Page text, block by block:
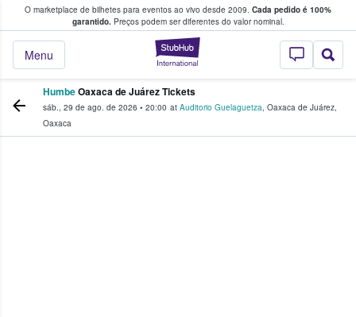
O marketplace de bilhetes para eventos ao vivo desde 2009. Cada pedido é 100%
garantido.Preços podem ser diferentes do valor nominal.
StubHub – onde
Menu
fãs compram e vendem bilhetes
HumbeOaxaca de Juárez Tickets
sáb., 29 de ago. de 2026 • 20:00 at Auditorio Guelaguetza, Oaxaca de Juárez,
Oaxaca